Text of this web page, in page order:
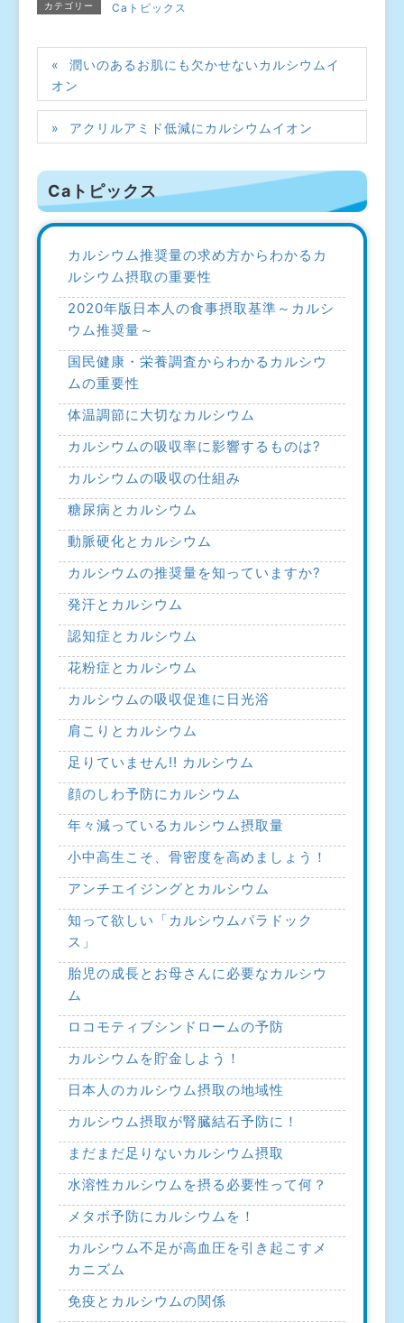
カテゴリー Caトピックス
潤いのあるお肌にも欠かせないカルシウムイ
オン
アクリルアミド低減にカルシウムイオン
Caトピックス
カルシウム推奨量の求め方からわかるカ
ルシウム摂取の重要性
2020年版日本人の食事摂取基準～カルシ
ウム推奨量～
国民健康・栄養調査からわかるカルシウ
ムの重要性
体温調節に大切なカルシウム
カルシウムの吸収率に影響するものは?
カルシウムの吸収の仕組み
糖尿病とカルシウム
動脈硬化とカルシウム
カルシウムの推奨量を知っていますか?
発汗とカルシウム
認知症とカルシウム
花粉症とカルシウム
カルシウムの吸収促進に日光浴
肩こりとカルシウム
足りていません!! カルシウム
顔のしわ予防にカルシウム
年々減っているカルシウム摂取量
小中高生こそ、骨密度を高めましょう！
アンチエイジングとカルシウム
知って欲しい「カルシウムパラドック
ス」
胎児の成長とお母さんに必要なカルシウ
ム
ロコモティブシンドロームの予防
カルシウムを貯金しよう！
日本人のカルシウム摂取の地域性
カルシウム摂取が腎臓結石予防に！
まだまだ足りないカルシウム摂取
水溶性カルシウムを摂る必要性って何？
メタボ予防にカルシウムを！
カルシウム不足が高血圧を引き起こすメ
カニズム
免疫とカルシウムの関係